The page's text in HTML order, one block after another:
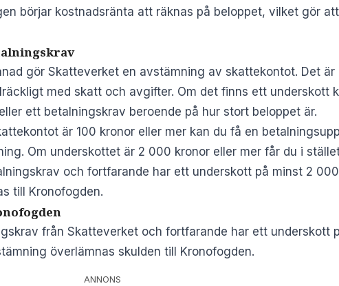
börjar kostnadsränta att räknas på beloppet, vilket gör
gör Skatteverket en avstämning av skattekontot. Det
med skatt och avgifter. Om det finns ett underskott
ett betalningskrav beroende på hur stort beloppet är.
är 100 kronor eller mer kan du få en
Om underskottet är 2 000 kronor eller mer får du i
och fortfarande har ett underskott på minst 2
till Kronofogden.
från Skatteverket och fortfarande har ett underskott
överlämnas skulden till Kronofogden.
ANNONS